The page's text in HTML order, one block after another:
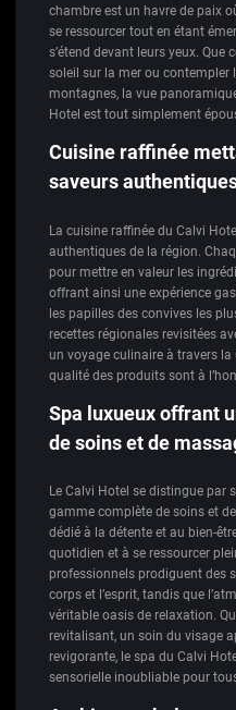
chambre est un havre de paix
se ressourcer tout en étant
s’étend devant leurs yeux.
soleil sur la mer ou contempler
montagnes, la vue
Hotel est tout simplement
Cuisine raffinée
saveurs
La cuisine raffinée du Calvi
authentiques de la région.
pour mettre en valeur les
offrant ainsi une expérience
les papilles des convives les
recettes régionales revisitées
un voyage culinaire à travers la
qualité des produits sont à
Spa luxueux offrant
de soins et de
Le Calvi Hotel se distingue par
gamme complète de soins et
dédié à la détente et au bien-
quotidien et à se ressourcer
professionnels prodiguent des
corps et l’esprit, tandis que
véritable oasis de relaxation.
revitalisant, un soin du visage
revigorante, le spa du Calvi
sensorielle inoubliable pour